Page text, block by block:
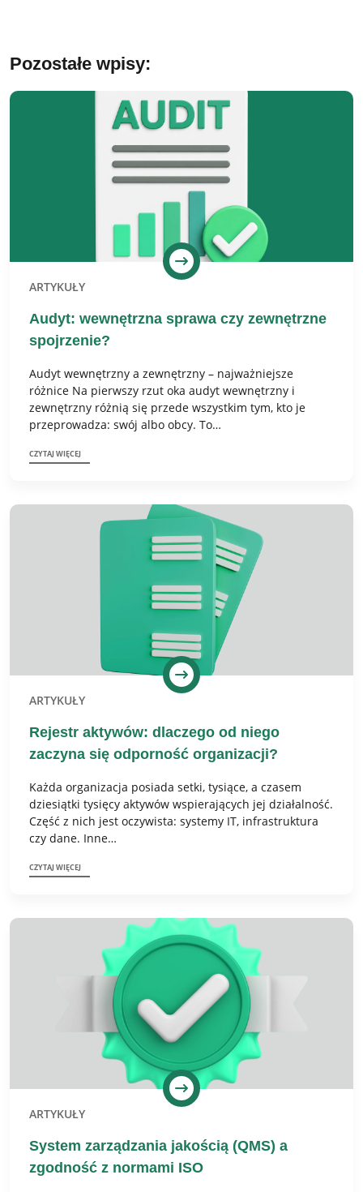
Pozostałe wpisy:
ARTYKUŁY
Audyt: wewnętrzna sprawa czy zewnętrzne
spojrzenie?
Audyt wewnętrzny a zewnętrzny – najważniejsze
różnice Na pierwszy rzut oka audyt wewnętrzny i
zewnętrzny różnią się przede wszystkim tym, kto je
przeprowadza: swój albo obcy. To…
CZYTAJ WIĘCEJ
ARTYKUŁY
Rejestr aktywów: dlaczego od niego
zaczyna się odporność organizacji?
Każda organizacja posiada setki, tysiące, a czasem
dziesiątki tysięcy aktywów wspierających jej działalność.
Część z nich jest oczywista: systemy IT, infrastruktura
czy dane. Inne…
CZYTAJ WIĘCEJ
ARTYKUŁY
System zarządzania jakością (QMS) a
zgodność z normami ISO